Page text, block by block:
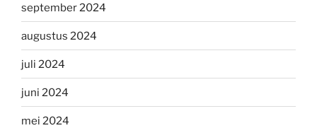
september 2024
augustus 2024
juli 2024
juni 2024
mei 2024